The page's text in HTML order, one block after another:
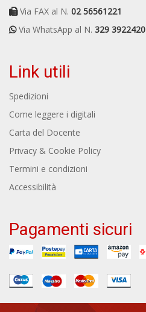
Via FAX al N. 02 56561221
Via WhatsApp al N. 329 3922420
Link utili
Spedizioni
Come leggere i digitali
Carta del Docente
Privacy & Cookie Policy
Termini e condizioni
Accessibilità
Pagamenti sicuri